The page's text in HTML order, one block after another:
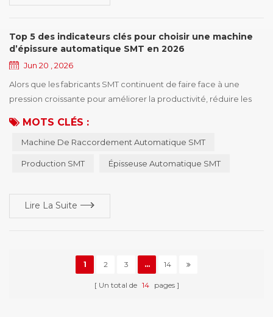
Top 5 des indicateurs clés pour choisir une machine
d’épissure automatique SMT en 2026
Jun 20 , 2026
Alors que les fabricants SMT continuent de faire face à une
pression croissante pour améliorer la productivité, réduire les
demande pour les solutions de machine de raccordement
automatique SMT a fortement augmenté. Les changements de
bobines se produisent d’innombrables fois tout au long du
processus de production, et des opérations ...
MOTS CLÉS :
Machine De Raccordement Automatique SMT
Production SMT Épisseuse Automatique SMT
Lire La Suite
1 2 3 ... 14
Un total de 14 pages